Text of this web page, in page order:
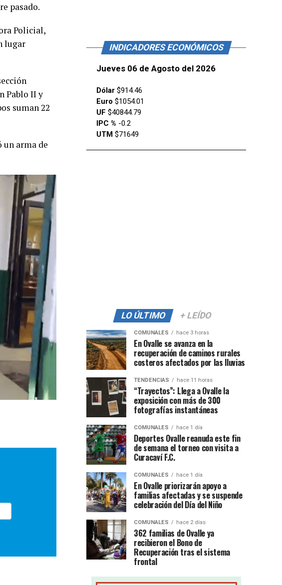
pasado.
Policial,
lugar
Pablo II y
suman 22
un arma de
INDICADORES ECONÓMICOS
Jueves 06 de Agosto del 2026
Dólar $914.46
Euro $1054.01
UF $40844.79
IPC % -0.2
UTM $71649
LO ÚLTIMO + LEÍDO
COMUNALES hace 3 horas
En Ovalle se avanza en la
recuperación de caminos rurales
costeros afectados por las lluvias
TENDENCIAS hace 11 horas
“Trayectos”: Llega a Ovalle la
exposición con más de 300
fotografías instantáneas
COMUNALES hace 1 día
Deportes Ovalle reanuda este fin
de semana el torneo con visita a
Curacaví F.C.
COMUNALES hace 1 día
En Ovalle priorizarán apoyo a
familias afectadas y se suspende
celebración del Día del Niño
COMUNALES hace 2 días
362 familias de Ovalle ya
recibieron el Bono de
Recuperación tras el sistema
frontal